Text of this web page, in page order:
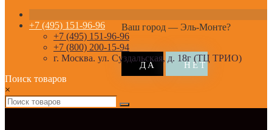
Ваш город — Эль-Монте?
+7 (495) 151-96-96
+7 (495) 151-96-96
+7 (800) 200-15-94
г. Москва. ул. Суздальская, д. 18г (ТЦ ТРИО)
Поиск товаров
×